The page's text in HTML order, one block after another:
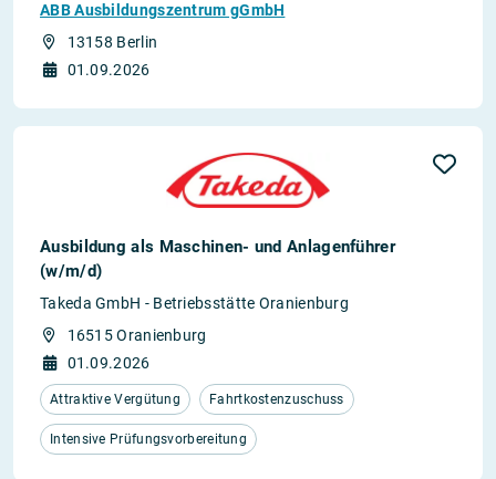
ABB Ausbildungszentrum gGmbH
13158 Berlin
01.09.2026
Ausbildung als Maschinen- und Anlagenführer
(w/m/d)
Takeda GmbH - Betriebsstätte Oranienburg
16515 Oranienburg
01.09.2026
Attraktive Vergütung Fahrtkostenzuschuss
Intensive Prüfungsvorbereitung